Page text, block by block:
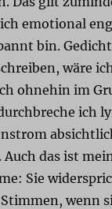
emotional
bin.
wäre
ohnehin im
ich
das ist
Sie
wenn